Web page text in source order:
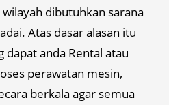
dibutuhkan sarana
Atas dasar alasan itu
dapat anda Rental atau
perawatan mesin,
berkala agar semua